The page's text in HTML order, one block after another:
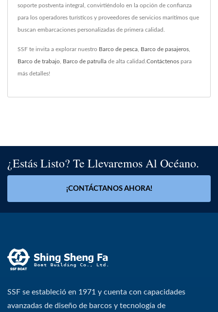
soporte postventa integral, convirtiéndolo en la opción de confianza
para los operadores turísticos y proveedores de servicios marítimos que
buscan embarcaciones personalizadas de primera calidad.
SSF te invita a explorar nuestro Barco de pesca Barco de pasajeros
Barco de trabajo Barco de patrulla de alta calidad. Contáctenos para
más detalles!
¿Estás Listo? Te Llevaremos Al Océano.
¡CONTÁCTANOS AHORA!
SSF se estableció en 1971 y cuenta con capacidades
avanzadas de diseño de barcos y tecnología de